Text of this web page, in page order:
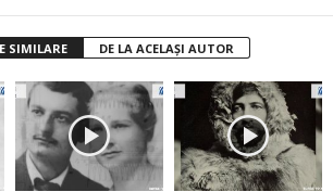
SIMILARE DE LA ACELAȘI AUTOR